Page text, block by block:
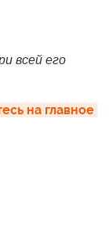
всей его
на главное